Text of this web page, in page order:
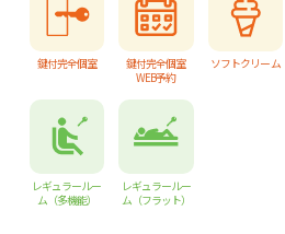
鍵付完全個室
鍵付完全個室
WEB予約
ソフトクリーム
レギュラールー
ム（多機能）
レギュラールー
ム（フラット）